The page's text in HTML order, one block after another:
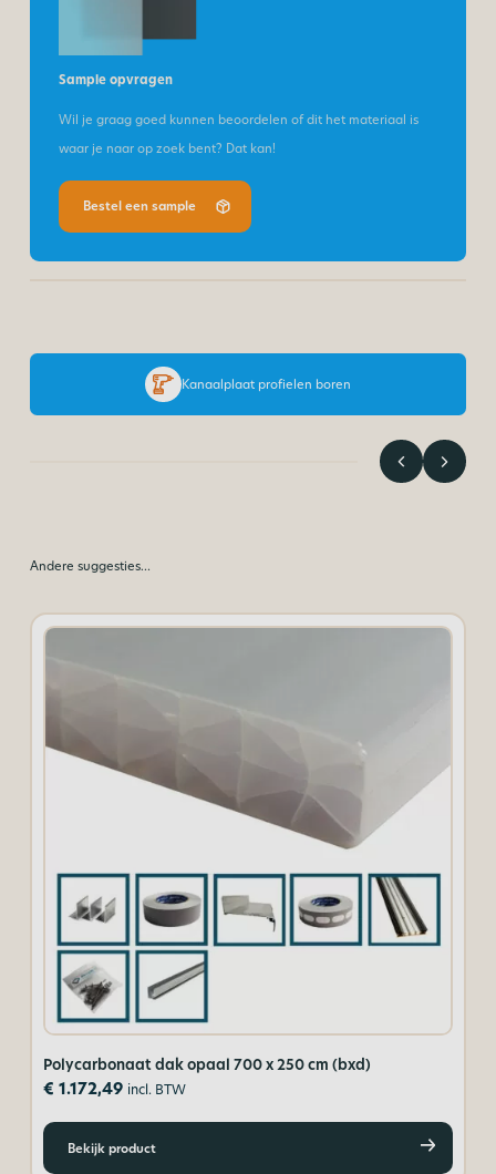
Sample opvragen
Wil je graag goed kunnen beoordelen of dit het materiaal is
waar je naar op zoek bent? Dat kan!
Bestel een sample
Kanaalplaat profielen boren
Andere suggesties…
Polycarbonaat dak opaal 700 x 250 cm (bxd)
€ 1.172,49 incl. BTW
Bekijk product